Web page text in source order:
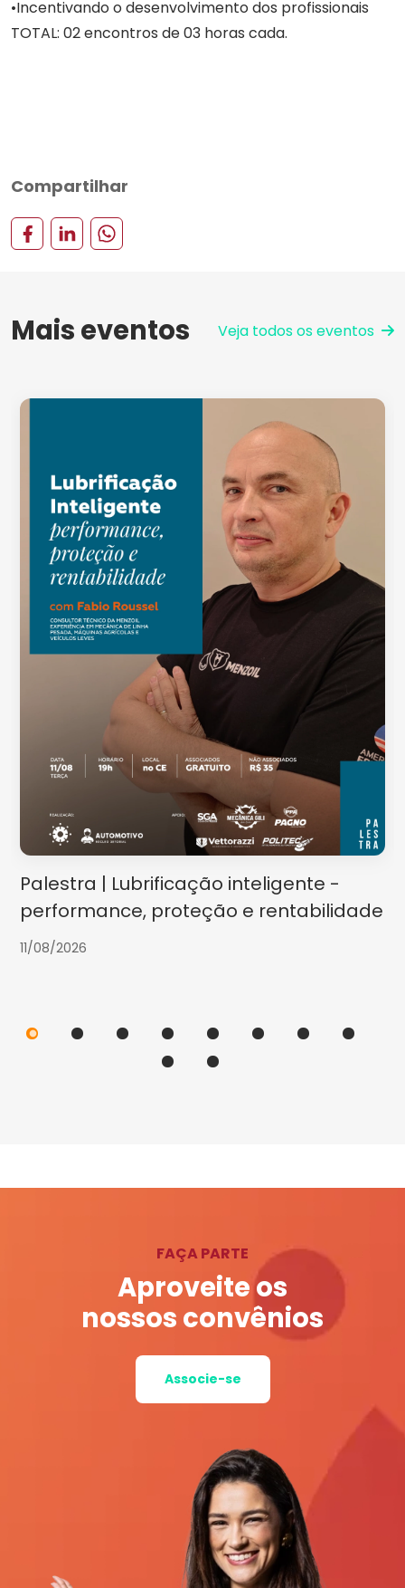
Incentivando o desenvolvimento dos profissionais
TOTAL: 02 encontros de 03 horas cada.
Compartilhar
Mais eventos Veja todos os eventos
Palestra | Lubrificação inteligente -
performance, proteção e rentabilidade
11/08/2026
FAÇA PARTE
Aproveite os
nossos convênios
Associe-se